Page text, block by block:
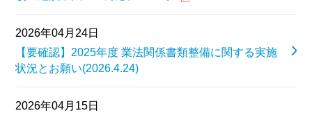
2026年04月24日
【要確認】2025年度 業法関係書類整備に関する実施
状況とお願い(2026.4.24)
2026年04月15日